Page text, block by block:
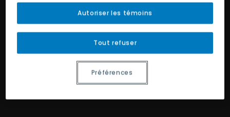
Tout refuser
Autoriser les témoins
Préférences